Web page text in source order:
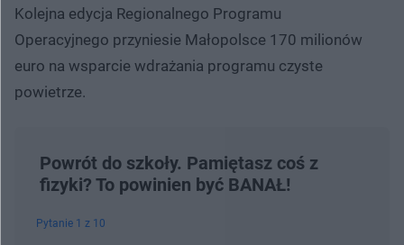
Kolejna edycja Regionalnego Programu
Operacyjnego przyniesie Małopolsce 170 milionów
euro na wsparcie wdrażania programu czyste
powietrze.
Powrót do szkoły. Pamiętasz coś z
fizyki? To powinien być BANAŁ!
Pytanie 1 z 10